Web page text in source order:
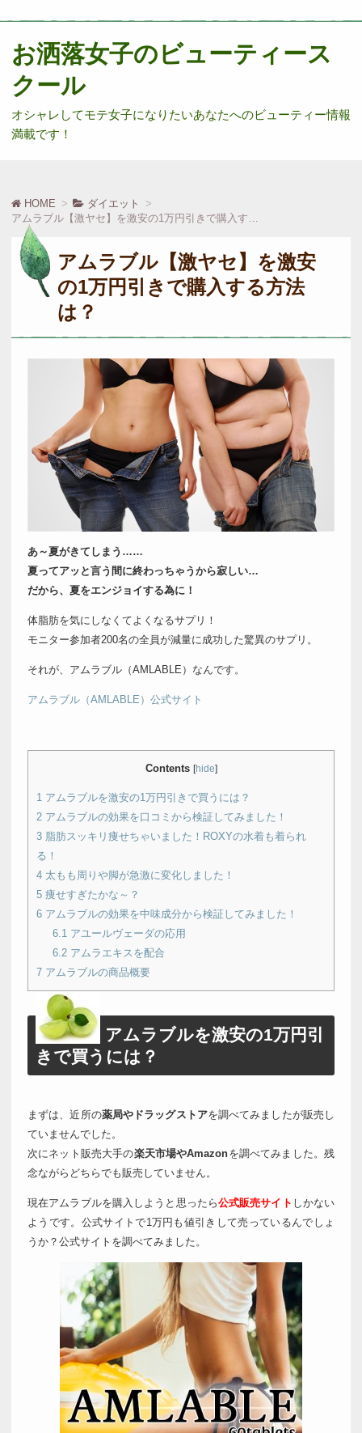
お洒落女子のビューティース
クール
オシャレしてモテ女子になりたいあなたへのビューティー情報
満載です！
HOME
ダイエット
アムラブル【激ヤセ】を激安の1万円引きで購入する方法は？
アムラブル【激ヤセ】を激安
の1万円引きで購入する方法
は？
あ～夏がきてしまう……
夏ってアッと言う間に終わっちゃうから寂しい…
だから、夏をエンジョイする為に！
体脂肪を気にしなくてよくなるサプリ！
モニター参加者200名の全員が減量に成功した驚異のサプリ。
それが、アムラブル（AMLABLE）なんです。
アムラブル（AMLABLE）公式サイト
Contents [hide]
1 アムラブルを激安の1万円引きで買うには？
2 アムラブルの効果を口コミから検証してみました！
3 脂肪スッキリ痩せちゃいました！ROXYの水着も着られ
る！
4 太もも周りや脚が急激に変化しました！
5 痩せすぎたかな～？
6 アムラブルの効果を中味成分から検証してみました！
6.1アユールヴェーダの応用
6.2アムラエキスを配合
7 アムラブルの商品概要
アムラブルを激安の1万円引
きで買うには？
まずは、近所の薬局やドラッグストアを調べてみましたが販売し
ていませんでした。
次にネット販売大手の楽天市場やAmazonを調べてみました。残
念ながらどちらでも販売していません。
現在アムラブルを購入しようと思ったら公式販売サイト しかない
ようです。公式サイトで1万円も値引きして売っているんでしょ
うか？公式サイトを調べてみました。